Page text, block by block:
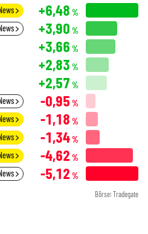
News +6,48 %
News +3,90 %
+3,66 %
+2,83 %
+2,57 %
News -0,95 %
News -1,18 %
News -1,34%
News -4,62 %
News -5,12 %
Börse: Tradegate